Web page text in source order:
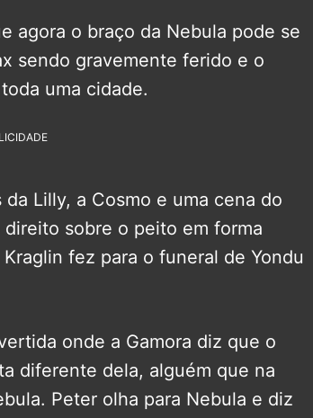
agora o braço da Nebula pode se
sendo gravemente ferido e o
uma cidade.
Lilly, a Cosmo e uma cena do
sobre o peito em forma
fez para o funeral de Yondu
onde a Gamora diz que o
diferente dela, alguém que na
Peter olha para Nebula e diz